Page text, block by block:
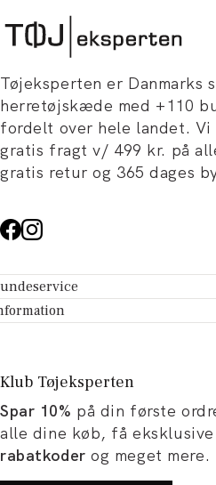
Tøjeksperten er Danmarks
herretøjskæde med +110
fordelt over hele landet.
gratis fragt v/ 499 kr. på
gratis retur og 365 dages
- Hjælpecenter
dit køb
Tøjeksperten
og artikler
og karriere
Klub Tøjeksperten
Spar 10% på din første
alle dine køb, få eksklusive
rabatkoder og meget mere.